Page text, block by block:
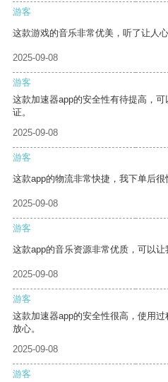
游客
这款游戏的音乐非常优美，听了让人心
2025-09-08
游客
这款加速器app的安全性有待提高，
证。
2025-09-08
游客
这款app的物流非常快捷，我下单后很
2025-09-08
游客
这款app的音乐资源非常优质，可以让
2025-09-08
游客
这款加速器app的安全性很高，使用
放心。
2025-09-08
游客